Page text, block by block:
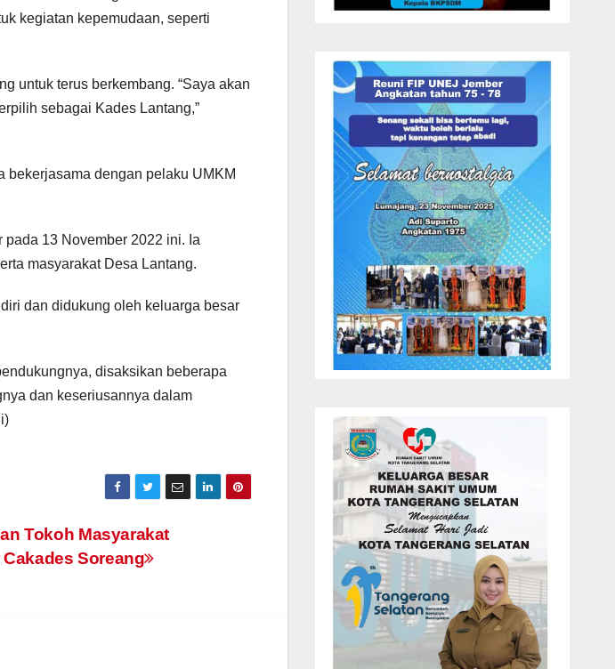
kegiatan kepemudaan, seperti
untuk terus berkembang. “Saya akan
sebagai Kades Lantang,”
bekerjasama dengan pelaku UMKM
13 November 2022 ini. Ia
masyarakat Desa Lantang.
dan didukung oleh keluarga besar
disaksikan beberapa
dan keseriusannya dalam
Tokoh Masyarakat
Soreang